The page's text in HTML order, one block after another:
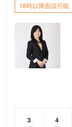
18時以降面談可能
3
4